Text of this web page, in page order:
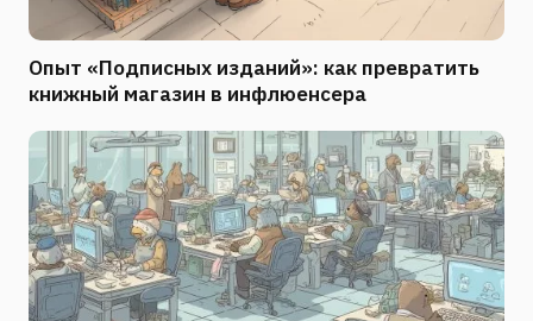
Опыт «Подписных изданий»: как превратить
книжный магазин в инфлюенсера